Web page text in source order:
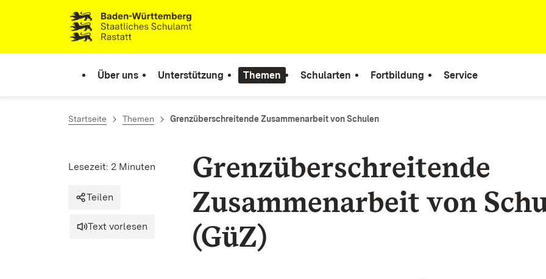
Zum Inhalt springen
Link zur Startseite
Über uns Unterstützung Themen Schularten Fortbildung Service
Startseite Themen Grenzüberschreitende Zusammenarbeit von Schulen
Grenzüberschreitende
Zusammenarbeit von
(GüZ)
Lesezeit: 2 Minuten
Teilen
Text vorlesen